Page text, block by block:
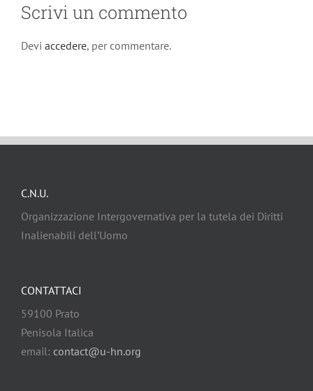
Scrivi un commento
Devi accedere, per commentare.
C.N.U.
Organizzazione Intergovernativa per la tutela dei Diritti
Inalienabili dell’Uomo
CONTATTACI
59100 Prato
Penisola Italica
email: contact@u-hn.org